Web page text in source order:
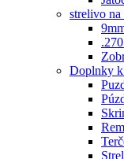
strelivo
Doplnky